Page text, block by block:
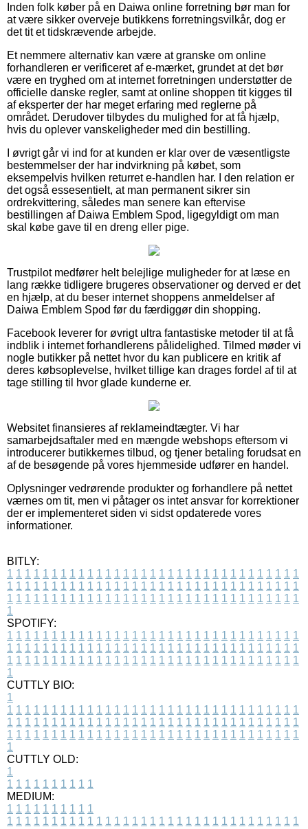
Inden folk køber på en Daiwa online forretning bør man for
at være sikker overveje butikkens forretningsvilkår, dog er
det tit et tidskrævende arbejde.
Et nemmere alternativ kan være at granske om online
forhandleren er verificeret af e-mærket, grundet at det bør
være en tryghed om at internet forretningen understøtter de
officielle danske regler, samt at online shoppen tit kigges til
af eksperter der har meget erfaring med reglerne på
området. Derudover tilbydes du mulighed for at få hjælp,
hvis du oplever vanskeligheder med din bestilling.
I øvrigt går vi ind for at kunden er klar over de væsentligste
bestemmelser der har indvirkning på købet, som
eksempelvis hvilken returret e-handlen har. I den relation er
det også essesentielt, at man permanent sikrer sin
ordrekvittering, således man senere kan eftervise
bestillingen af Daiwa Emblem Spod, ligegyldigt om man
skal købe gave til en dreng eller pige.
Trustpilot medfører helt belejlige muligheder for at læse en
lang række tidligere brugeres observationer og derved er det
en hjælp, at du beser internet shoppens anmeldelser af
Daiwa Emblem Spod før du færdiggør din shopping.
Facebook leverer for øvrigt ultra fantastiske metoder til at få
indblik i internet forhandlerens pålidelighed. Tilmed møder vi
nogle butikker på nettet hvor du kan publicere en kritik af
deres købsoplevelse, hvilket tillige kan drages fordel af til at
tage stilling til hvor glade kunderne er.
Websitet finansieres af reklameindtægter. Vi har
samarbejdsaftaler med en mængde webshops eftersom vi
introducerer butikkernes tilbud, og tjener betaling forudsat en
af de besøgende på vores hjemmeside udfører en handel.
Oplysninger vedrørende produkter og forhandlere på nettet
værnes om tit, men vi påtager os intet ansvar for korrektioner
der er implementeret siden vi sidst opdaterede vores
informationer.
BITLY:
1 1 1 1 1 1 1 1 1 1 1 1 1 1 1 1 1 1 1 1 1 1 1 1 1 1 1 1 1 1 1 1 1
1 1 1 1 1 1 1 1 1 1 1 1 1 1 1 1 1 1 1 1 1 1 1 1 1 1 1 1 1 1 1 1 1
1 1 1 1 1 1 1 1 1 1 1 1 1 1 1 1 1 1 1 1 1 1 1 1 1 1 1 1 1 1 1 1 1
1
SPOTIFY:
1 1 1 1 1 1 1 1 1 1 1 1 1 1 1 1 1 1 1 1 1 1 1 1 1 1 1 1 1 1 1 1 1
1 1 1 1 1 1 1 1 1 1 1 1 1 1 1 1 1 1 1 1 1 1 1 1 1 1 1 1 1 1 1 1 1
1 1 1 1 1 1 1 1 1 1 1 1 1 1 1 1 1 1 1 1 1 1 1 1 1 1 1 1 1 1 1 1 1
1
CUTTLY BIO:
1
1 1 1 1 1 1 1 1 1 1 1 1 1 1 1 1 1 1 1 1 1 1 1 1 1 1 1 1 1 1 1 1 1
1 1 1 1 1 1 1 1 1 1 1 1 1 1 1 1 1 1 1 1 1 1 1 1 1 1 1 1 1 1 1 1 1
1 1 1 1 1 1 1 1 1 1 1 1 1 1 1 1 1 1 1 1 1 1 1 1 1 1 1 1 1 1 1 1 1
1
CUTTLY OLD:
1
1 1 1 1 1 1 1 1 1 1
MEDIUM:
1 1 1 1 1 1 1 1 1 1
1 1 1 1 1 1 1 1 1 1 1 1 1 1 1 1 1 1 1 1 1 1 1 1 1 1 1 1 1 1 1 1 1